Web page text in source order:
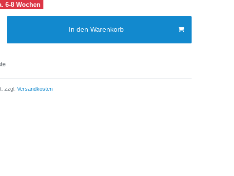
6-8 Wochen
In den Warenkorb
zzgl. Versandkosten